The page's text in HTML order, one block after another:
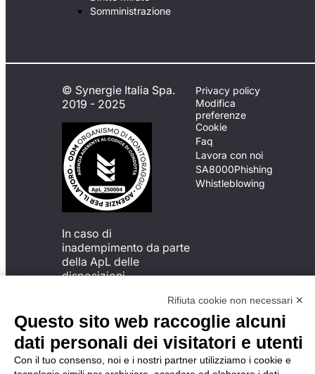
Somministrazione
© Synergie Italia Spa.
2019 - 2025
In caso di
inadempimento da parte
della ApL delle
disposizioni
possibile presentare un
reclamo
all’Organismo di
Monitoraggio utilizzando
una delle modalità
Privacy policy
Modifica
preferenze
Cookie
Faq
Lavora con noi
SA8000Phishing
Whistleblowing
Rifiuta cookie non necessari ✕
Questo sito web raccoglie alcuni
dati personali dei visitatori e utenti
Con il tuo consenso, noi e i nostri partner utilizziamo i cookie e